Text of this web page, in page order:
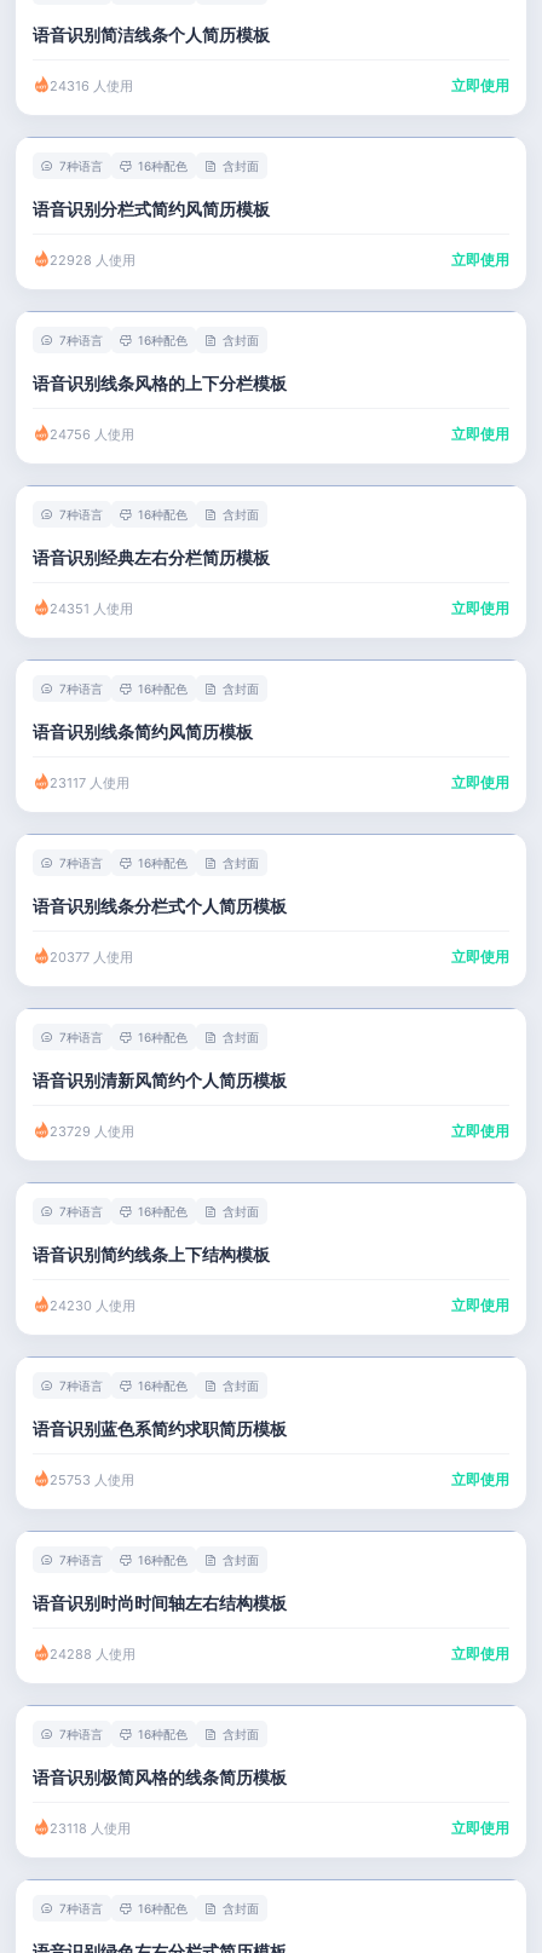
语音识别简洁线条个人简历模板
24316 人使用 立即使用
7种语言 16种配色 含封面
语音识别分栏式简约风简历模板
22928 人使用 立即使用
7种语言 16种配色 含封面
语音识别线条风格的上下分栏模板
24756 人使用 立即使用
7种语言 16种配色 含封面
语音识别经典左右分栏简历模板
24351 人使用 立即使用
7种语言 16种配色 含封面
语音识别线条简约风简历模板
23117 人使用 立即使用
7种语言 16种配色 含封面
语音识别线条分栏式个人简历模板
20377 人使用 立即使用
7种语言 16种配色 含封面
语音识别清新风简约个人简历模板
23729 人使用 立即使用
7种语言 16种配色 含封面
语音识别简约线条上下结构模板
24230 人使用 立即使用
7种语言 16种配色 含封面
语音识别蓝色系简约求职简历模板
25753 人使用 立即使用
7种语言 16种配色 含封面
语音识别时尚时间轴左右结构模板
24288 人使用 立即使用
7种语言 16种配色 含封面
语音识别极简风格的线条简历模板
23118 人使用 立即使用
7种语言 16种配色 含封面